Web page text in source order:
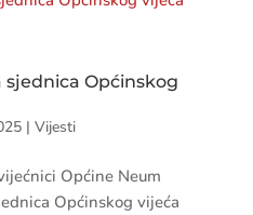
sjednica Općinskog
| Vijesti
Općine Neum
Općinskog vijeća